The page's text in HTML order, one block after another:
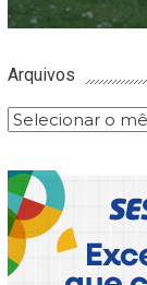
Arquivos
Arquivos